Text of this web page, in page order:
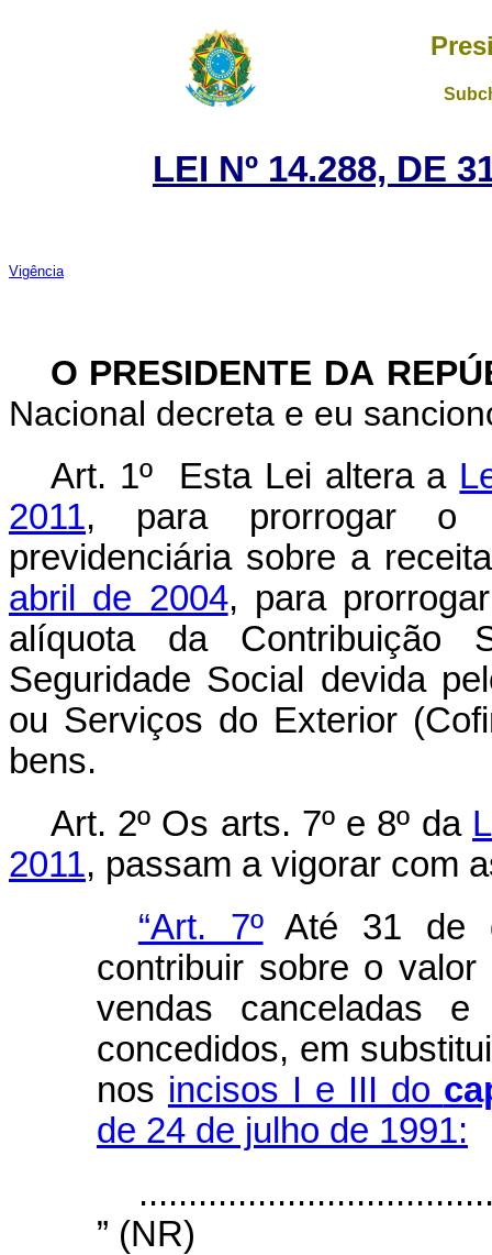
LEI Nº 14.288, DE
Vigência
O PRESIDENTE DA
Nacional decreta e eu
Art. 1º Esta Lei altera a
2011, para prorrogar o
previdenciária sobre a
abril de 2004, para
alíquota da Contribuição
Seguridade Social devida
ou Serviços do Exterior
bens.
Art. 2º Os arts. 7º e 8º da
2011, passam a vigorar com
“Art. 7ºAté 31 de
contribuir sobre o
vendas canceladas e
concedidos, em
nos incisos I e III do
de 24 de julho de 1991:
” (NR)